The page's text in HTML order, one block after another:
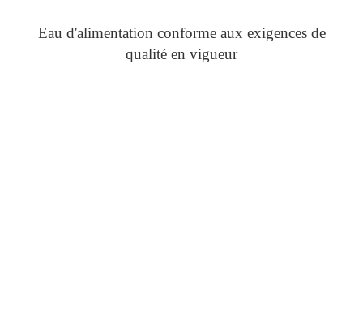
Eau d'alimentation conforme aux exigences de
qualité en vigueur